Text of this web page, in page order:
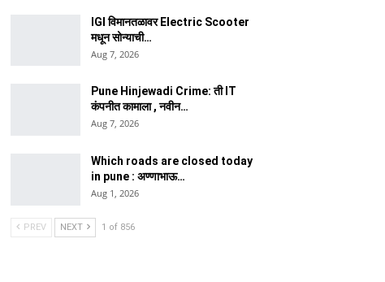
IGI विमानतळावर Electric Scooter
मधून सोन्याची…
Aug 7, 2026
Pune Hinjewadi Crime: ती IT
कंपनीत कामाला , नवीन…
Aug 7, 2026
Which roads are closed today
in pune : अण्णाभाऊ…
Aug 1, 2026
PREV NEXT 1 of 856